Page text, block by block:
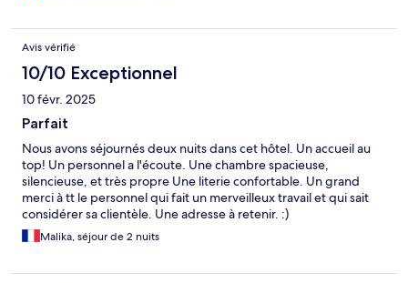
Avis vérifié
10/10 Exceptionnel
10 févr. 2025
Parfait
Nous avons séjournés deux nuits dans cet hôtel. Un accueil au
top! Un personnel a l'écoute. Une chambre spacieuse,
silencieuse, et très propre Une literie confortable. Un grand
merci à tt le personnel qui fait un merveilleux travail et qui sait
considérer sa clientèle. Une adresse à retenir. :)
Malika, séjour de 2 nuits